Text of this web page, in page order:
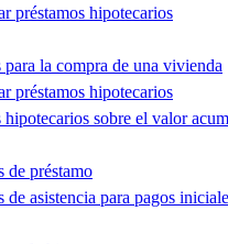
préstamos hipotecarios
para la compra de una vivienda
préstamos hipotecarios
hipotecarios sobre el valor
de préstamo
de asistencia para pagos